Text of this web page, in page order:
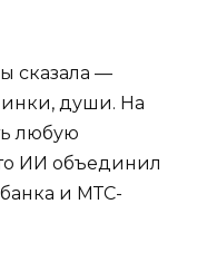
сказала —
души. На
любую
ИИ объединил
и МТС-